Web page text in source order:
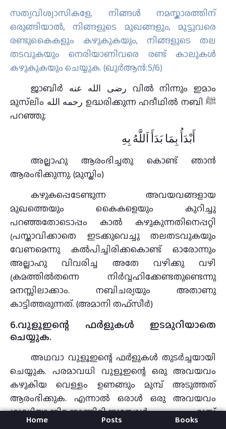
സത്യവിശ്വാസികളേ, നിങ്ങള്‍ നമസ്കാരത്തിന്
ഒരുങ്ങിയാല്‍, നിങ്ങളുടെ മുഖങ്ങളും, മുട്ടുവരെ
രണ്ടുകൈകളും കഴുകുകയും, നിങ്ങളുടെ തല
തടവുകയും നെരിയാണിവരെ രണ്ട് കാലുകള്‍
കഴുകുകയും ചെയ്യുക. (ഖുർആൻ:5/6)
ജാബിര്‍ رضى الله عنه വില്‍ നിന്നും ഇമാം
മുസ്‌ലിം رحمه الله ഉദ്ധരിക്കുന്ന ഹദീഥില്‍ നബി ﷺ
പറഞ്ഞു:
أَبْدَأُ بِمَا بَدَأَ اَللَّهُ بِهِ
അല്ലാഹു ആരംഭിച്ചതു കൊണ്ട്‌ ഞാന്‍
ആരംഭിക്കുന്നു. (മുസ്ലിം)
കഴുകപ്പെടേണ്ടുന്ന അവയവങ്ങളായ
മുഖത്തെയും കൈകളെയും കുറിച്ചു
പറഞ്ഞതോടൊപ്പം കാല്‍ കഴുകുന്നതിനെപ്പറ്റി
പ്രസ്താവിക്കാതെ ഇടക്കുവെച്ചു തലതടവുകയും
വേണമെന്നു കല്‍പിച്ചിരിക്കകൊണ്ട് ഓരോന്നും
അല്ലാഹു വിവരിച്ച അതേ വഴിക്കു വഴി
ക്രമത്തില്‍തന്നെ നിര്‍വ്വഹിക്കേണ്ടതുണ്ടെന്നു
മനസ്സിലാക്കാം. നബിചര്യയും അതാണു
കാട്ടിത്തരുന്നത്. (അമാനി തഫ്സീര്‍)
6.വുളൂഇന്റെ ഫര്‍ളുകള്‍ ഇടമുറിയാതെ
ചെയ്യുക.
അഥവാ വുളൂഇന്റെ ഫര്‍ളുകള്‍ തുടര്‍ച്ചയായി
ചെയ്യുക. പരമാവധി വുളൂഇന്റെ ഒരു അവയവം
കഴുകിയ വെള്ളം ഉണങ്ങും മുമ്പ്‌ അടുത്തത്‌
ആരംഭിക്കുക. എന്നാല്‍ ഒരാള്‍ ഒരു അവയവം
ശുദ്ധിയാക്കിക്കൊണ്ടിരിക്കുമ്പോള്‍ മുമ്പ്‌
ശുദ്ധിയാക്കിയ അവയവം ഉണങ്ങി, അല്ലെങ്കില്‍
Home Posts Books